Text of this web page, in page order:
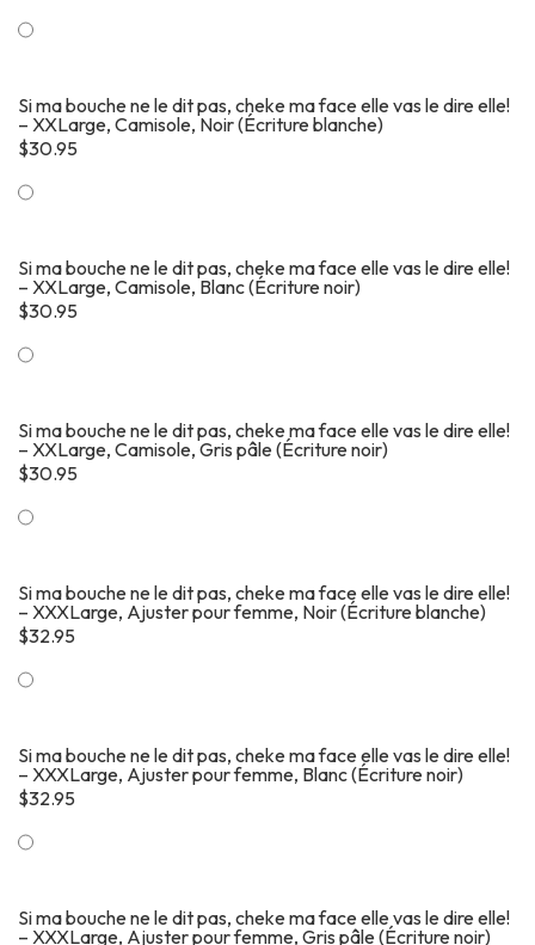
Si ma bouche ne le dit pas, cheke ma face elle vas le dire elle!
– XXLarge, Camisole, Noir (Écriture blanche)
$30.95
Si ma bouche ne le dit pas, cheke ma face elle vas le dire elle!
– XXLarge, Camisole, Blanc (Écriture noir)
$30.95
Si ma bouche ne le dit pas, cheke ma face elle vas le dire elle!
– XXLarge, Camisole, Gris pâle (Écriture noir)
$30.95
Si ma bouche ne le dit pas, cheke ma face elle vas le dire elle!
– XXXLarge, Ajuster pour femme, Noir (Écriture blanche)
$32.95
Si ma bouche ne le dit pas, cheke ma face elle vas le dire elle!
– XXXLarge, Ajuster pour femme, Blanc (Écriture noir)
$32.95
Si ma bouche ne le dit pas, cheke ma face elle vas le dire elle!
– XXXLarge, Ajuster pour femme, Gris pâle (Écriture noir)